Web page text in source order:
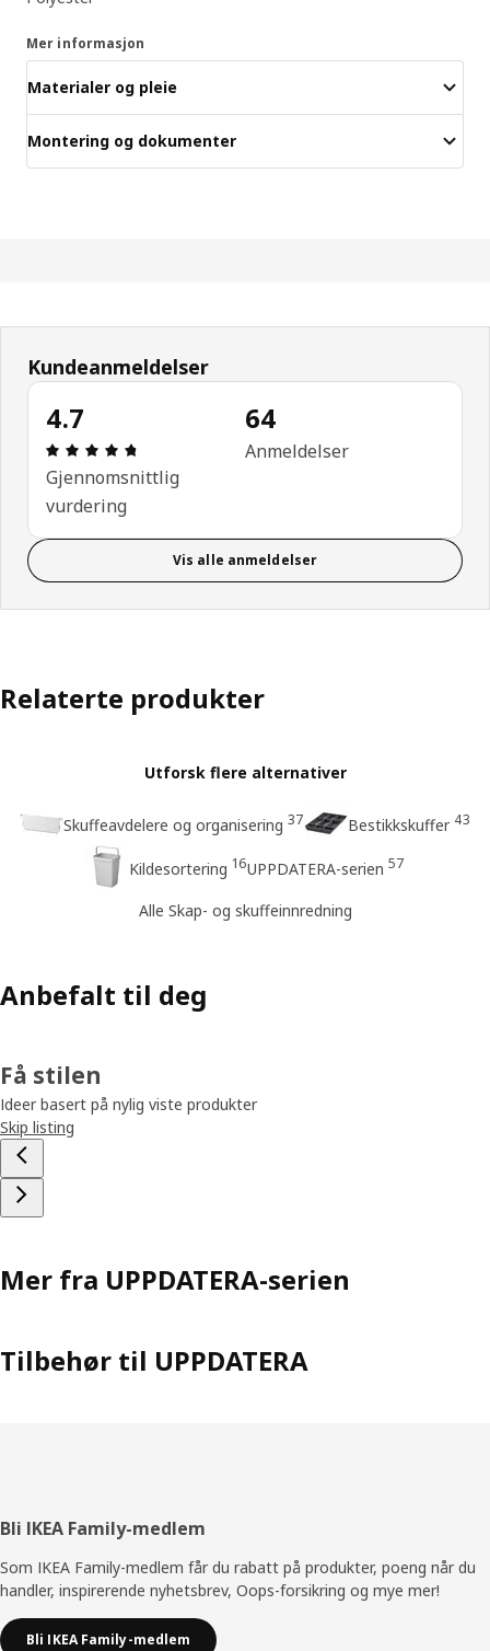
Mer informasjon
Materialer og pleie
Montering og dokumenter
Kundeanmeldelser
4.7
Produktomtale: 4.7 ingen kundevurdering 5
Gjennomsnittlig
vurdering
64
Anmeldelser
Vis alle anmeldelser
Relaterte produkter
Utforsk flere alternativer
Skuffeavdelere og organisering 37 Bestikkskuffer 43
Kildesortering 16UPPDATERA-serien 57
Alle Skap- og skuffeinnredning
Anbefalt til deg
Få stilen
Ideer basert på nylig viste produkter
Skip listing
Mer fra UPPDATERA-serien
Tilbehør til UPPDATERA
Bunntekst
Bli IKEA Family-medlem
Som IKEA Family-medlem får du rabatt på produkter, poeng når du
handler, inspirerende nyhetsbrev, Oops-forsikring og mye mer!
Bli IKEA Family-medlem